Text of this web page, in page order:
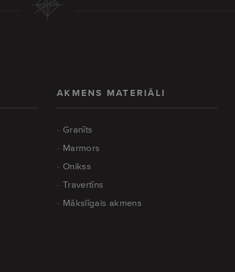
AKMENS MATERIĀLI
Granīts
Marmors
Onikss
Travertīns
Mākslīgais akmens